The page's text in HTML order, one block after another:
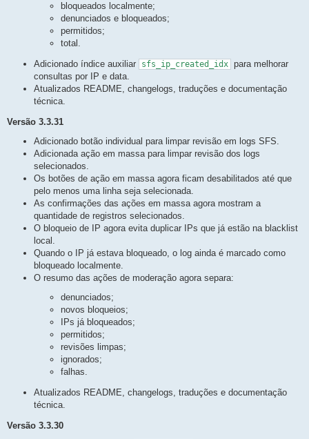
bloqueados localmente;
denunciados e bloqueados;
permitidos;
total.
Adicionado índice auxiliar
sfs_ip_created_idx para melhorar
consultas por IP e data.
Atualizados README, changelogs, traduções e documentação
técnica.
Versão 3.3.31
Adicionado botão individual para limpar revisão em logs SFS.
Adicionada ação em massa para limpar revisão dos logs
selecionados.
Os botões de ação em massa agora ficam desabilitados até que
pelo menos uma linha seja selecionada.
As confirmações das ações em massa agora mostram a
quantidade de registros selecionados.
O bloqueio de IP agora evita duplicar IPs que já estão na blacklist
local.
Quando o IP já estava bloqueado, o log ainda é marcado como
bloqueado localmente.
O resumo das ações de moderação agora separa:
denunciados;
novos bloqueios;
IPs já bloqueados;
permitidos;
revisões limpas;
ignorados;
falhas.
Atualizados README, changelogs, traduções e documentação
técnica.
Versão 3.3.30